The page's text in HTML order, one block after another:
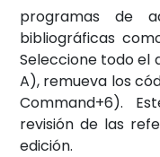
programas de
bibliográficas
Seleccione todo el
A), remueva los
Command+6).
revisión de las
edición.